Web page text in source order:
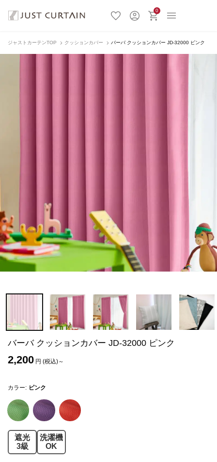
0
ジャストカーテンTOP クッションカバー バーバ クッションカバー JD-32000 ピンク
バーバ クッションカバー JD-32000 ピンク
2,200 円 (税込)～
カラー: ピンク
遮光
3級
洗濯機
OK